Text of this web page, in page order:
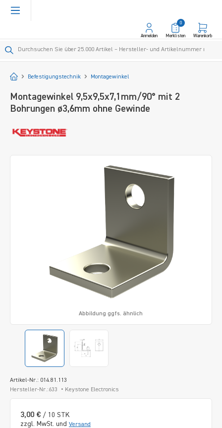
springen
Anmelden Merklisten
0
Warenkorb
Startseite
Befestigungstechnik Montagewinkel
Montagewinkel 9,5x9,5x7,1mm/90° mit 2
Bohrungen ø3,6mm ohne Gewinde
Artikel-Nr.: 014.81.113
Hersteller-Nr.:633
Keystone Electronics
Abbildung ggfs. ähnlich
3,00 € / 10 STK
zzgl. MwSt. und Versand